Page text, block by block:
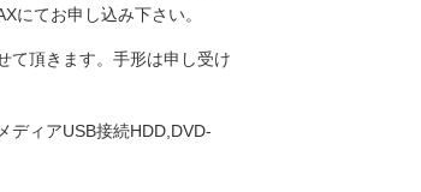
にてお申し込み下さい。
て頂きます。手形は申し受け
ディアUSB接続HDD,DVD-